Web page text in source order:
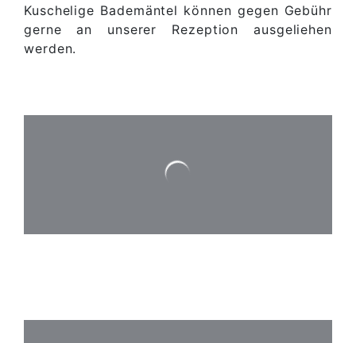
Kuschelige Bademäntel können gegen Gebühr
gerne an unserer Rezeption ausgeliehen
werden.